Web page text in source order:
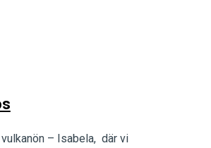
– Isabela, där vi